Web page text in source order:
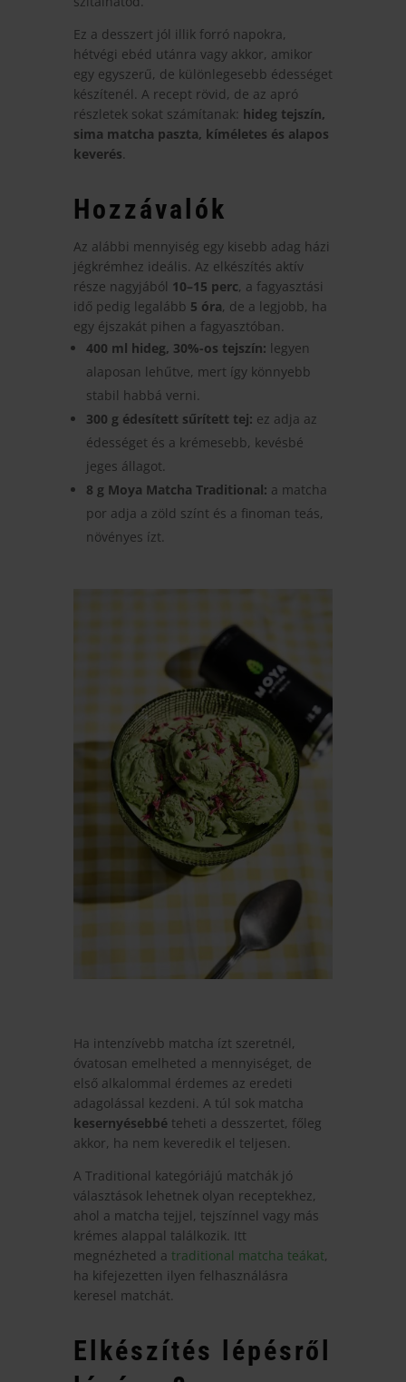
Ez a desszert jól illik forró napokra,
hétvégi ebéd utánra vagy akkor, amikor
egy egyszerű, de különlegesebb édességet
készítenél. A recept rövid, de az apró
részletek sokat számítanak: hideg tejszín,
sima matcha paszta, kíméletes és alapos
keverés
Hozzávalók
Az alábbi mennyiség egy kisebb adag házi
jégkrémhez ideális. Az elkészítés aktív
része nagyjából 10–15 perc, a fagyasztási
idő pedig legalább 5 óra, de a legjobb, ha
egy éjszakát pihen a fagyasztóban.
400 ml hideg, 30%-os tejszín: legyen
alaposan lehűtve, mert így könnyebb
stabil habbá verni.
300 g édesített sűrített tej: ez adja az
édességet és a krémesebb, kevésbé
jeges állagot.
8 g Moya Matcha Traditional: a matcha
por adja a zöld színt és a finoman teás,
növényes ízt.
Ha intenzívebb matcha ízt szeretnél,
óvatosan emelheted a mennyiséget, de
első alkalommal érdemes az eredeti
adagolással kezdeni. A túl sok matcha
kesernyésebbéteheti a desszertet, főleg
akkor, ha nem keveredik el teljesen.
A Traditional kategóriájú matchák jó
választások lehetnek olyan receptekhez,
ahol a matcha tejjel, tejszínnel vagy más
krémes alappal találkozik. Itt
megnézheted a traditional matcha teákat,
ha kifejezetten ilyen felhasználásra
keresel matchát.
Elkészítés lépésről